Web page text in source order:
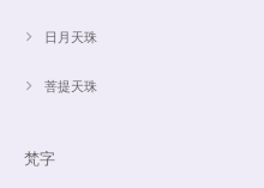
日月天珠
菩提天珠
梵字